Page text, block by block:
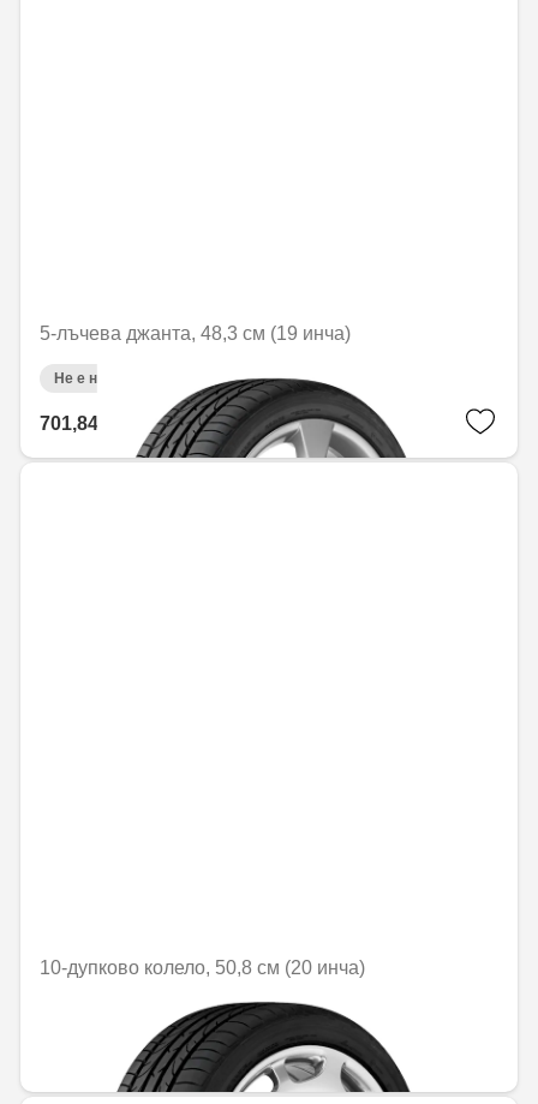
5-лъчева джанта, 48,3 см (19 инча)
Не е налично онлайн
701,84 € / 1372,69 лв.
10-дупково колело, 50,8 см (20 инча)
Не е налично онлайн
1754,63 € / 3431,75 лв.